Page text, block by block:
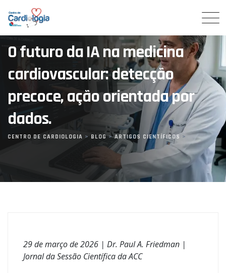
content
O futuro da IA ​​na medicina
cardiovascular: detecção
precoce, ação orientada por
dados.
CENTRO DE CARDIOLOGIA > BLOG>ARTIGOS CIENTÍFICOS >
29 de março de 2026 | Dr. Paul A. Friedman |
Jornal da Sessão Científica da ACC